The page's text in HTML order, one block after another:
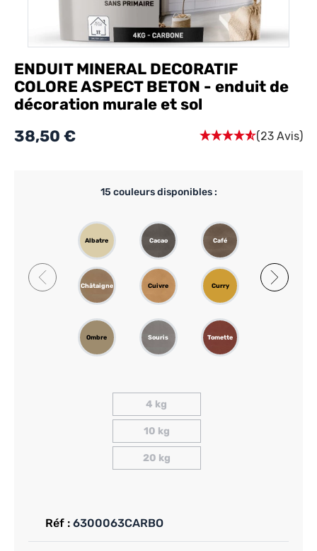
ENDUIT MINERAL DECORATIF
COLORE ASPECT BETON - enduit de
décoration murale et sol
38,50 €
(23 Avis)
Réf : 6300063CARBO
4 kg
10 kg
20 kg
15 couleurs disponibles :
Albatre Cacao Café
Châtaigne Cuivre Curry Fer
Ombre Souris Tomette